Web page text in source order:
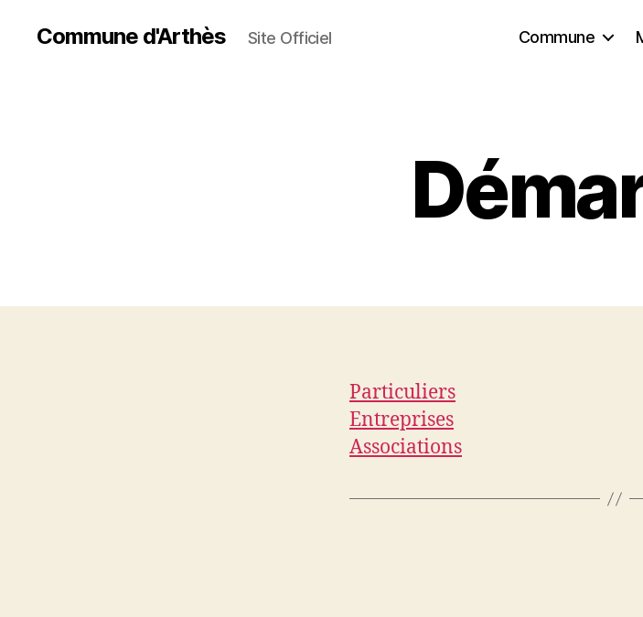
Commune d'Arthès Site Officiel Commune
Particuliers
Entreprises
Associations